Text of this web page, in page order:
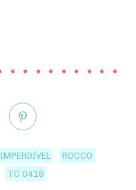
IMPERDÍVEL
ROCCO
TC 0416